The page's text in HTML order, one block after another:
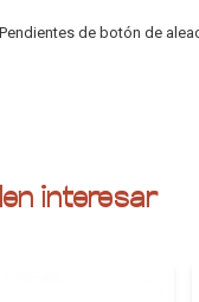
Pendientes de botón de
interesar